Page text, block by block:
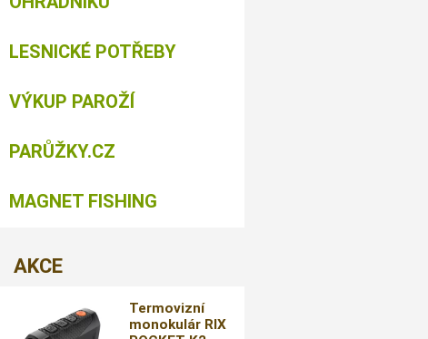
LESNICKÉ POTŘEBY
VÝKUP PAROŽÍ
PARŮŽKY.CZ
MAGNET FISHING
AKCE
Termovizní
monokulár RIX